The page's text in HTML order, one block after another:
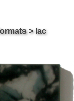
Suisse
> lac